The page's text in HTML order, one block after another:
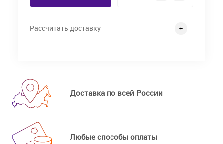
Рассчитать доставку
Доставка по всей России
Любые способы оплаты